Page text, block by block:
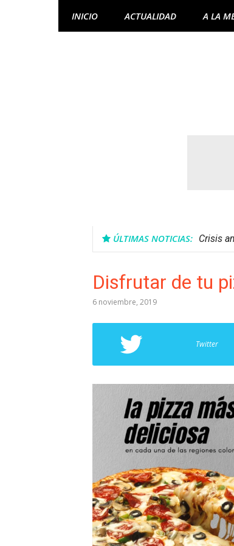
INICIO ACTUALIDAD A LA
ÚLTIMAS NOTICIAS: Crisis
Disfrutar de tu
6 noviembre, 2019
Twitter